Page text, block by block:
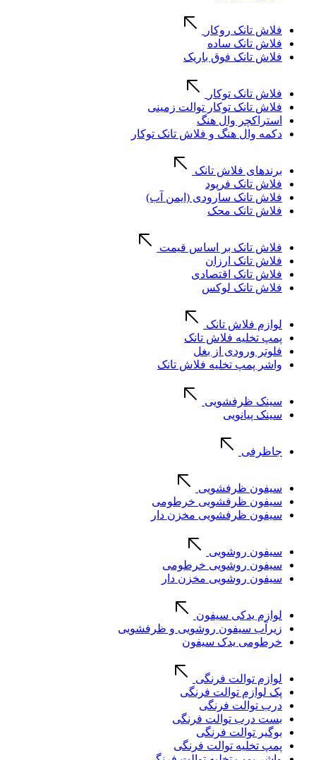
فلاش تانک روکار
فلاش تانک ساده
فلاش تانک فوق باریک
فلاش تانک توکار
فلاش تانک توکار توالت زمینی
استراکچر وال هنگ
دکمه وال هنگ و فلاش تانک توکار
برندهای فلاش تانک
فلاش تانک فرپود
فلاش تانک سارودی (ایمن آب)
فلاش تانک محک
فلاش تانک بر اساس قیمت
فلاش تانک ارزان
فلاش تانک اقتصادی
فلاش تانک لوکس
لوازم فلاش تانک
پمپ تخلیه فلاش تانک
فلوتر ورودی از بغل
واشر پمپ تخلیه فلاش تانک
سینک ظرفشویی
سینک پیانویی
جاظرفی
سیفون ظرفشویی
سیفون ظرفشویی خرطومی
سیفون ظرفشویی مخزن دار
سیفون روشویی
سیفون روشویی خرطومی
سیفون روشویی مخزن دار
لوازم یدکی سیفون
زیرآب سیفون روشویی و ظرفشویی
خرطومی یدک سیفون
لوازم توالت فرنگی
پک لوازم توالت فرنگی
درب توالت فرنگی
بست درب توالت فرنگی
بوگیر توالت فرنگی
پمپ تخلیه توالت فرنگی